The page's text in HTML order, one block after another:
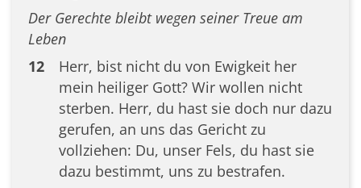
Der Gerechte bleibt wegen seiner Treue am
Leben
12
Herr, bist nicht du von Ewigkeit her
mein heiliger Gott? Wir wollen nicht
sterben. Herr, du hast sie doch nur dazu
gerufen, an uns das Gericht zu
vollziehen: Du, unser Fels, du hast sie
dazu bestimmt, uns zu bestrafen.